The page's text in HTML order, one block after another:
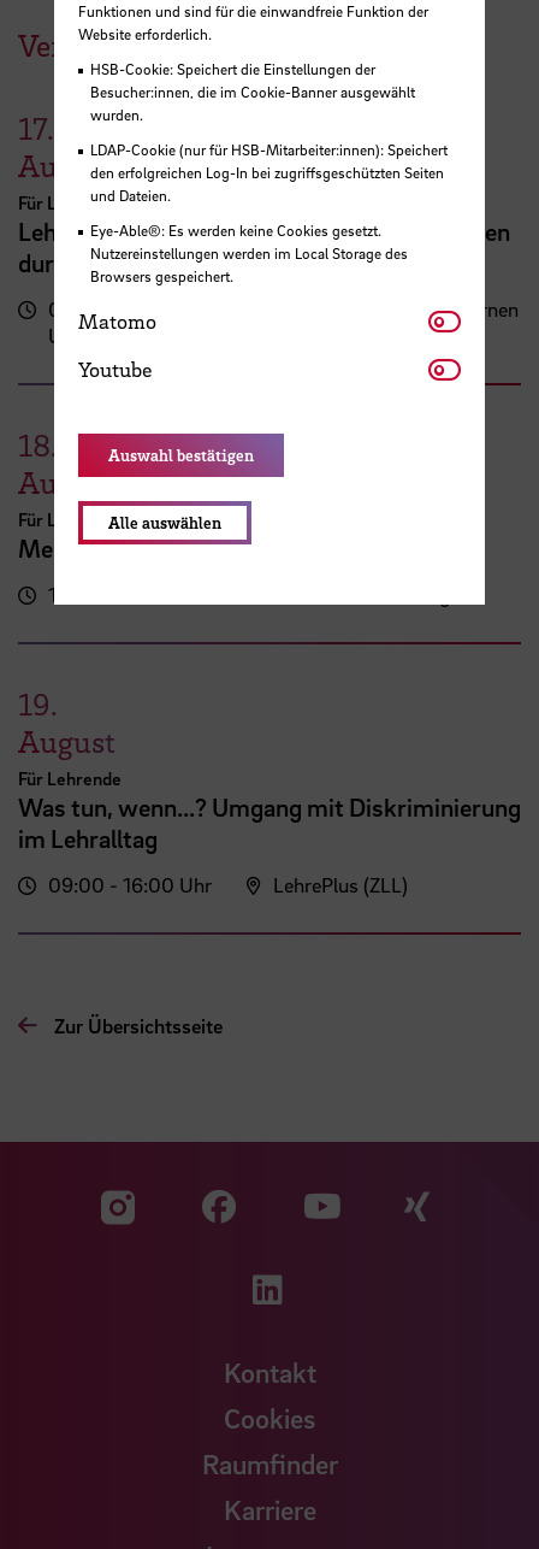
Veranstaltungen der HSB
17.
August
Für Lehrende
Lehrveranstaltungsplanung mit KI. Zeit sparen
durch digitale Tools
09:00 - 13:00
Uhr
Zentrum für Lehren und Lernen
18.
August
Für Lehrende
Mein erster AULIS-Kurs
10:00 - 14:45 Uhr
19.
August
Für Lehrende
Was tun, wenn...? Umgang mit Diskriminierung
im Lehralltag
09:00 - 16:00 Uhr LehrePlus (ZLL)
Zur Übersichtsseite
Zu unserer Facebook
Zu
Zu unserer
Kontakt
Cookies
Raumfinder
Karriere
Funktionen und sind für die einwandfreie Funktion der
Website erforderlich.
HSB-Cookie: Speichert die Einstellungen der
Besucher:innen, die im Cookie-Banner ausgewählt
wurden.
LDAP-Cookie (nur für HSB-Mitarbeiter:innen): Speichert
den erfolgreichen Log-In bei zugriffsgeschützten Seiten
und Dateien.
Eye-Able®: Es werden keine Cookies gesetzt.
Nutzereinstellungen werden im Local Storage des
Browsers gespeichert.
Matomo Matomo
Youtube Youtube
Auswahl bestätigen
Alle auswählen